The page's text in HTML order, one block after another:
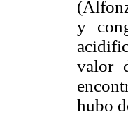
y
valor
hubo